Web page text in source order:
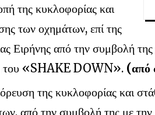
της κυκλοφορίας και
των οχημάτων, επί της
Ειρήνης από την συμβολή
του «SHAKE DOWN». (από
της κυκλοφορίας και
από την συμβολή της με